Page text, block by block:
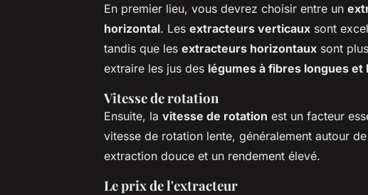
En premier lieu, vous devrez choisir entre un
horizontal. Les extracteurs verticaux sont
tandis que les extracteurs horizontaux sont
extraire les jus des légumes à fibres longues et
Vitesse de rotation
Ensuite, la vitesse de rotation est un facteur
vitesse de rotation lente, généralement autour
extraction douce et un rendement élevé.
Le prix de l'extracteur